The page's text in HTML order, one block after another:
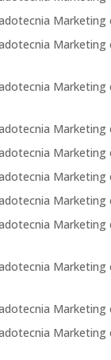
Marketing
Marketing
Marketing
Marketing
Marketing
Marketing
Marketing
Marketing
Marketing
Marketing
Marketing